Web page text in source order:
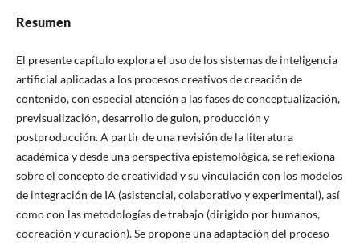
Resumen
El presente capítulo explora el uso de los sistemas de inteligencia
artificial aplicadas a los procesos creativos de creación de
contenido, con especial atención a las fases de conceptualización,
previsualización, desarrollo de guion, producción y
postproducción. A partir de una revisión de la literatura
académica y desde una perspectiva epistemológica, se reflexiona
sobre el concepto de creatividad y su vinculación con los modelos
de integración de IA (asistencial, colaborativo y experimental), así
como con las metodologías de trabajo (dirigido por humanos,
cocreación y curación). Se propone una adaptación del proceso